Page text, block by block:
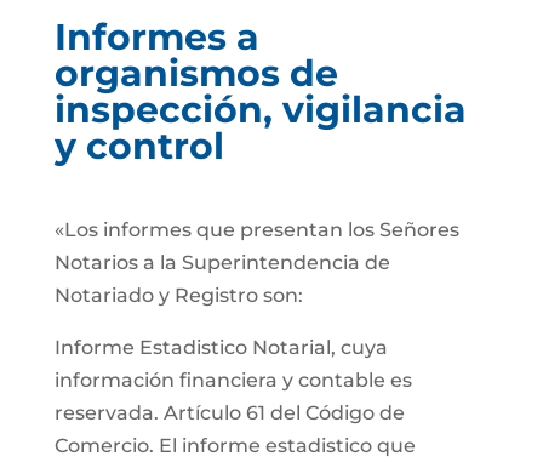
Informes a
organismos de
inspección, vigilancia
y control
«Los informes que presentan los Señores
Notarios a la Superintendencia de
Notariado y Registro son:
Informe Estadistico Notarial, cuya
información financiera y contable es
reservada. Artículo 61 del Código de
Comercio. El informe estadistico que